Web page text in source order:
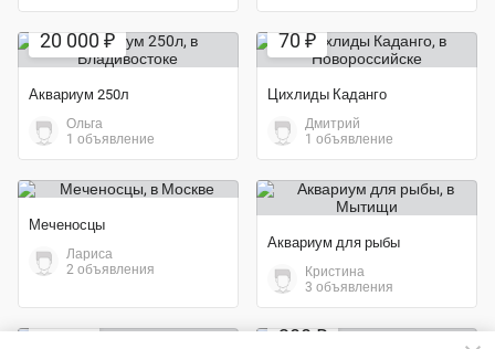
20 000 ₽
Аквариум 250л
Ольга
1 объявление
70 ₽
Цихлиды Каданго
Дмитрий
1 объявление
Меченосцы
Лариса
2 объявления
Аквариум для рыбы
Кристина
3 объявления
200 ₽